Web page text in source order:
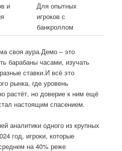
и
Для опытных
игроков с
банкроллом
своя аура.Демо – это
барабаны часами, изучать
ставки.И всё это
рынка, где уровень
растёт, но доверие к ним ещё
настоящим спасением.
аналитики одного из крупных
год, игроки, которые
на 40% реже